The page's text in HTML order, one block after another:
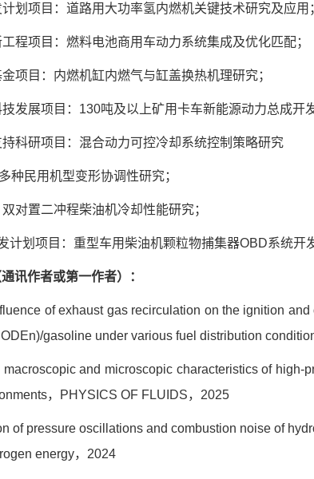
划项目：道路用大功率氢内燃机关键技术研究及应用
程项目：燃料电池商用车动力系统集成及优化匹配；
项目：内燃机缸内燃气与缸盖换热机理研究；
发展项目： 130吨及以上矿用卡车新能源动力总成开发
持科研项目：混合动力可控冷却系统控制策略研究
种民用机型变形协调性研究；
对置二冲程柴油机冷却性能研究；
计划项目：重型车用柴油机颗粒物捕集器OBD系统开
讯作者或第一作者）：
of exhaust gas recirculation on the ignition
gasoline under various fuel distribution
macroscopic and microscopic characteristics of
， PHYSICS OF FLUIDS， 2025
of pressure oscillations and combustion noise of
energy， 2024